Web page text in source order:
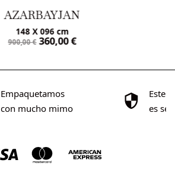
AZARBAYJAN
148 X 096 cm
900,00€ 360,00€
Empaquetamos
con mucho mimo
Este
es